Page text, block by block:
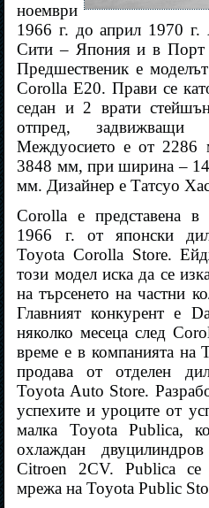
ноември
1966 г. до април 1970 г.
Сити – Япония и в Порт
Предшественик е
Corolla E20. Прави се
седан и 2 врати
отпред, задвижващи
Междуосието е от
3848 мм, при ширина –
мм. Дизайнер е Татсуо
Corolla е представена
1966 г. от японски
Toyota Corolla Store.
този модел иска да се
на търсенето на частни
Главният конкурент е
няколко месеца след
време е в компанията на
продава от отделен
Toyota Auto Store.
успехите и уроците от
малка Toyota Publica,
охлаждан
Citroen2CV. Publica се
мрежа на Toyota Public